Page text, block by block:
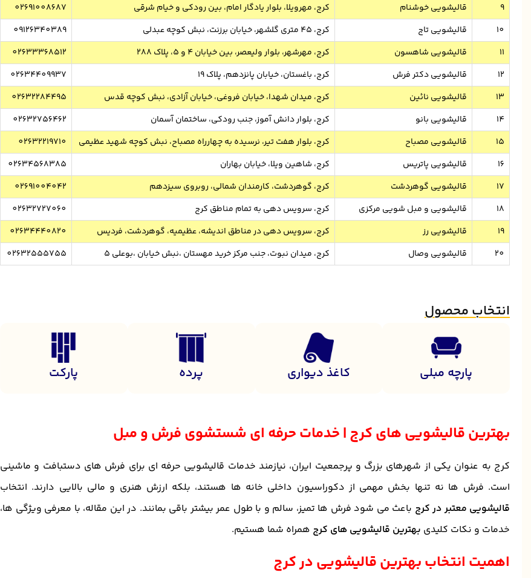
9
قالیشویی خوشنام کرج، مهرویلا، بلوار یادگار امام، بین رودکی و خیام شرقی
02691008687
10
قالیشویی تاج کرج، 45 متری گلشهر، خیابان برزنت، نبش کوچه عبدلی
09126340389
11
قالیشویی شاهسون کرج، مهرشهر، بلوار ولیعصر، بین خیابان 4 و 5، پلاک 288
02633368512
12
قالیشویی دکتر فرش کرج، باغستان، خیابان پانزدهم، پلاک 19
02634409937
13
قالیشویی نائین کرج، میدان شهدا، خیابان فروغی، خیابان آزادی، نبش کوچه قدس
02632284495
14
قالیشویی بانو کرج، بلوار دانش آموز، جنب رودکی، ساختمان آسمان
02632756462
15
قالیشویی مصباح کرج، بلوار هفت تیر، نرسیده به چهارراه مصباح، نبش کوچه شهید عظیمی
02632219710
16
قالیشویی پاتریس کرج، شاهین ویلا، خیابان بهاران
02634568385
17
قالیشویی گوهردشت کرج، گوهردشت، کارمندان شمالی، روبروی سیزدهم
02691004042
18
قالیشویی و مبل شویی مرکزی کرج، سرویس دهی به تمام مناطق کرج
02632727060
19
قالیشویی رز کرج، سرویس دهی در مناطق اندیشه، عظیمیه، گوهردشت، فردیس
02634440820
20
قالیشویی وصال کرج، میدان نبوت، جنب مرکز خرید مهستان ،نبش خیابان ،بوعلی 5 02632555755
انتخاب محصول
پارچه مبلی کاغذ دیواری پرده پارکت
بهترین قالیشویی های کرج | خدمات حرفه ای شستشوی فرش و مبل
کرج به عنوان یکی از شهرهای بزرگ و پرجمعیت ایران، نیازمند خدمات قالیشویی حرفه ای برای فرش های دستبافت و ماشینی
است. فرش ها نه تنها بخش مهمی از دکوراسیون داخلی خانه ها هستند، بلکه ارزش هنری و مالی بالایی دارند. انتخاب
قالیشویی معتبر در کرج باعث می شود فرش ها تمیز، سالم و با طول عمر بیشتر باقی بمانند. در این مقاله، با معرفی ویژگی ها،
خدمات و نکات کلیدی بهترین قالیشویی های کرج همراه شما هستیم.
اهمیت انتخاب بهترین قالیشویی در کرج